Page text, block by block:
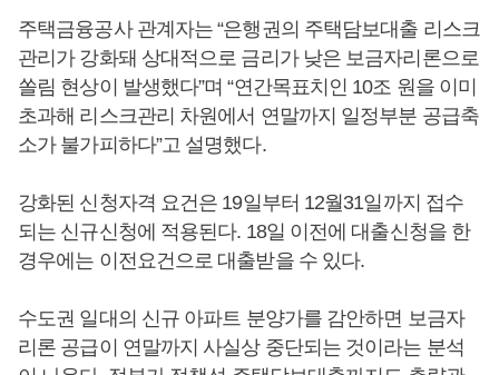
주택금융공사 관계자는 “은행권의 주택담보대출 리스크
관리가 강화돼 상대적으로 금리가 낮은 보금자리론으로
쏠림 현상이 발생했다”며 “연간목표치인 10조 원을 이미
초과해 리스크관리 차원에서 연말까지 일정부분 공급축
소가 불가피하다”고 설명했다.
강화된 신청자격 요건은 19일부터 12월31일까지 접수
되는 신규신청에 적용된다. 18일 이전에 대출신청을 한
경우에는 이전요건으로 대출받을 수 있다.
수도권 일대의 신규 아파트 분양가를 감안하면 보금자
리론 공급이 연말까지 사실상 중단되는 것이라는 분석